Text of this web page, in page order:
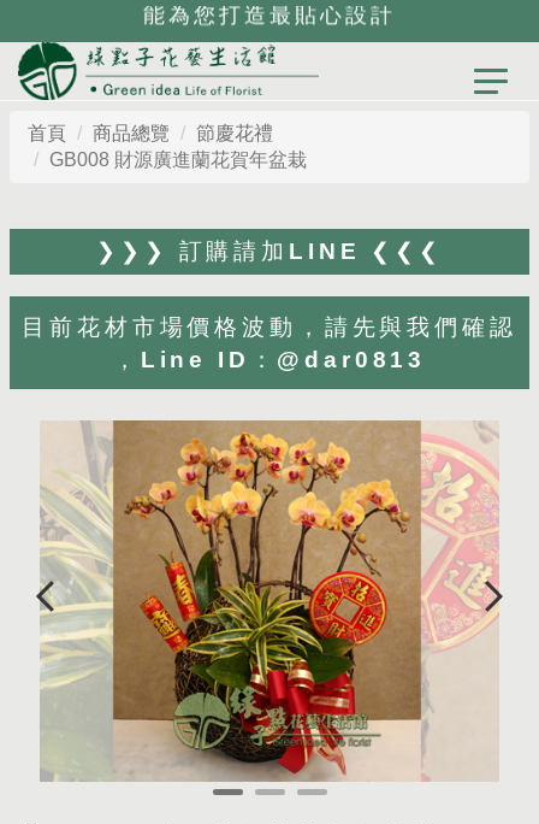
首頁 商品總覽
節慶花禮
GB008 財源廣進蘭花賀年盆栽
❯❯❯ 訂購請加LINE ❮❮❮
目前花材市場價格波動，請先與我們確認
，Line ID：@dar0813
能為您打造最貼心設計